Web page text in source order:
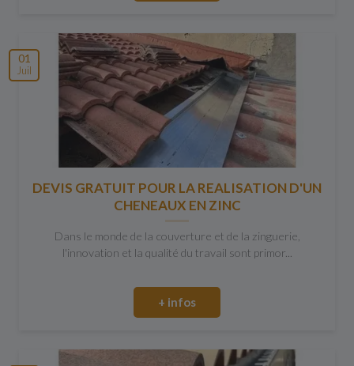
01
Juil
DEVIS GRATUIT POUR LA REALISATION D'UN
CHENEAUX EN ZINC
Dans le monde de la couverture et de la zinguerie,
l'innovation et la qualité du travail sont primor...
+ infos